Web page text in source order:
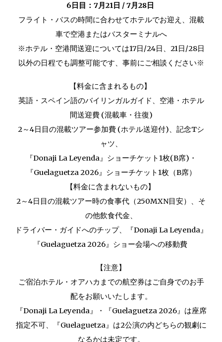
6日目：7月21日 / 7月28日
フライト・バスの時間に合わせてホテルでお迎え、混載
車で空港またはバスターミナルへ
※ホテル・空港間送迎については17日/24日、21日/28日
以外の日程でも調整可能です、事前にご相談ください※
【料金に含まれるもの】
英語・スペイン語のバイリンガルガイド、 空港 ・ ホテル
間送迎費 (混載車・往復)
2～4日目の混載ツアー参加費 (ホテル送迎付)、記念Tシ
ャツ、
『Donaji La Leyenda』ショーチケット1枚(B席) ・
『Guelaguetza 2026』ショーチケット1枚（B席）
【料金に含まれないもの】
2～4日目の混載ツアー時の食事代（250MXN目安）、そ
の他飲食代金、
ドライバー・ガイドへのチップ、『Donaji La Leyenda』
『Guelaguetza 2026』ショー会場への移動費
【注意】
ご宿泊ホテル・オアハカまでの航空券はご自身でのお手
配をお願いいたします。
『Donaji La Leyenda』・『Guelaguetza 2026』 は座席
指定不可、
『Guelaguetza』は2公演の内どちらの観劇に
なるかは未定です。